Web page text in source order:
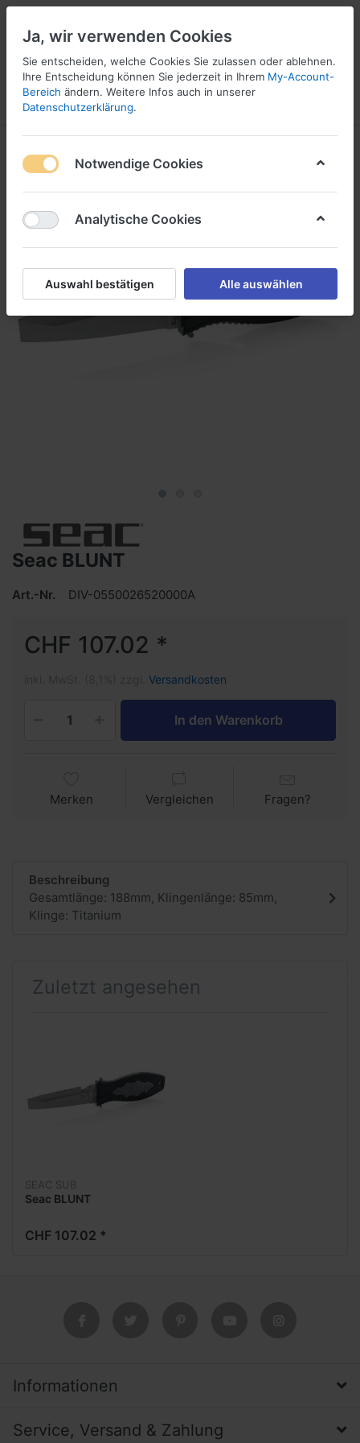
Menü Anmelden
16
Seac BLUNT
Art.-Nr. DIV-0550026520000A
CHF 107.02 *
Versandkosten
In den Warenkorb
Merken Vergleichen Fragen?
Beschreibung
Gesamtlänge: 188mm, Klingenlänge: 85mm,
Klinge: Titanium
Zuletzt angesehen
SEAC SUB
Seac BLUNT
CHF 107.02 *
Informationen
Service, Versand & Zahlung
Ja, wir verwenden Cookies
Sie entscheiden, welche Cookies Sie zulassen oder ablehnen.
Ihre Entscheidung können Sie jederzeit in Ihrem My-Account-
Bereich ändern. Weitere Infos auch in unserer
Datenschutzerklärung.
Notwendige Cookies
Analytische Cookies
Auswahl bestätigen Alle auswählen